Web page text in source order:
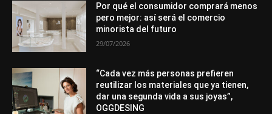
Por qué el consumidor comprará menos
pero mejor: así será el comercio
minorista del futuro
29/07/2026
“Cada vez más personas prefieren
reutilizar los materiales que ya tienen,
dar una segunda vida a sus joyas”,
OGGDESING